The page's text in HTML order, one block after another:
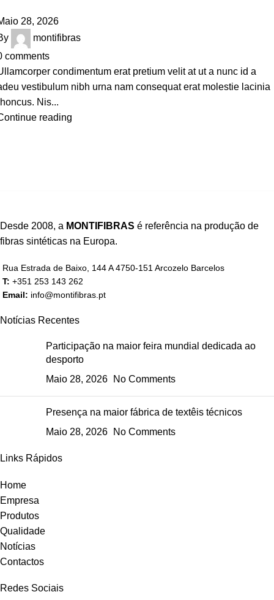
28, 2026
montifibras
comments
condimentum erat pretium velit at ut a nunc id a
vestibulum nibh urna nam consequat erat molestie lacinia
Nis...
reading
Desde 2008, a MONTIFIBRAS é referência na produção de
fibras sintéticas na Europa.
Rua Estrada de Baixo, 144 A 4750-151 Arcozelo Barcelos
T: +351 253 143 262
Email: info@montifibras.pt
Notícias Recentes
Participação na maior feira mundial dedicada ao
desporto
Maio 28, 2026
No Comments
Presença na maior fábrica de textêis técnicos
Maio 28, 2026
No Comments
Links Rápidos
Home
Empresa
Produtos
Qualidade
Notícias
Contactos
Redes Sociais